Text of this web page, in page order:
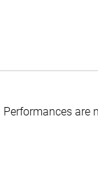
Performances are